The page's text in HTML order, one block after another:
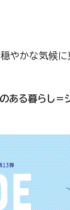
やかな気候
のある暮らし＝